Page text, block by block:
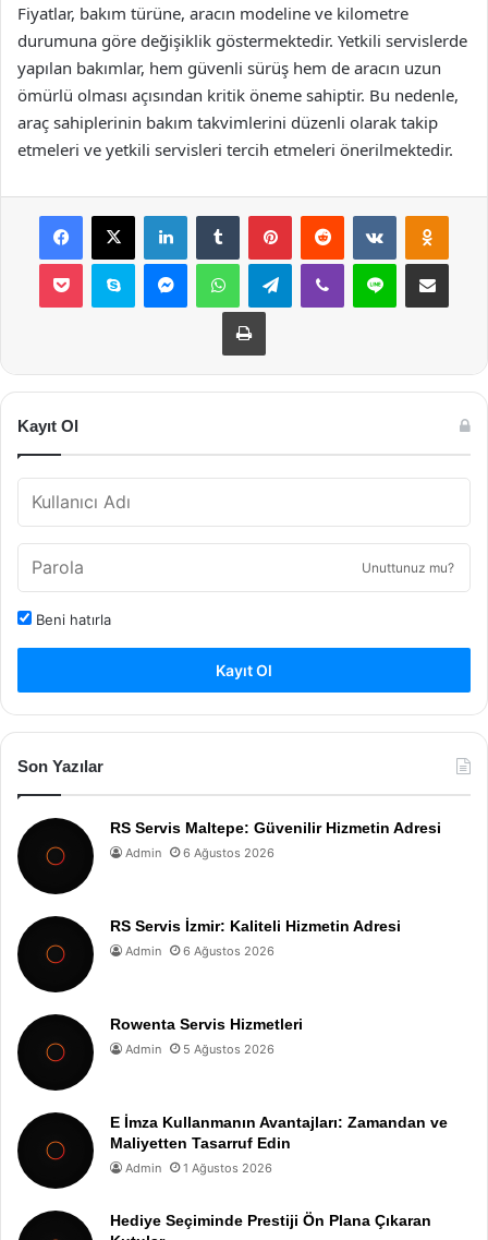
Fiyatlar, bakım türüne, aracın modeline ve kilometre
durumuna göre değişiklik göstermektedir. Yetkili servislerde
yapılan bakımlar, hem güvenli sürüş hem de aracın uzun
ömürlü olması açısından kritik öneme sahiptir. Bu nedenle,
araç sahiplerinin bakım takvimlerini düzenli olarak takip
etmeleri ve yetkili servisleri tercih etmeleri önerilmektedir.
Facebook
X LinkedInTumblr PinterestReddit VKontakte
Pocket Skype MessengerWhatsAppTelegramViber Line E-Posta ile
Yazdır
Kayıt Ol
Unuttunuz mu?
Beni hatırla
Kayıt Ol
Son Yazılar
RS Servis Maltepe: Güvenilir Hizmetin Adresi
Admin 6 Ağustos 2026
RS Servis İzmir: Kaliteli Hizmetin Adresi
Admin 6 Ağustos 2026
Rowenta Servis Hizmetleri
Admin 5 Ağustos 2026
E İmza Kullanmanın Avantajları: Zamandan ve
Maliyetten Tasarruf Edin
Admin 1 Ağustos 2026
Hediye Seçiminde Prestiji Ön Plana Çıkaran